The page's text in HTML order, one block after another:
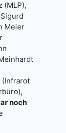
(MLP),
Meier
(Infrarot
noch